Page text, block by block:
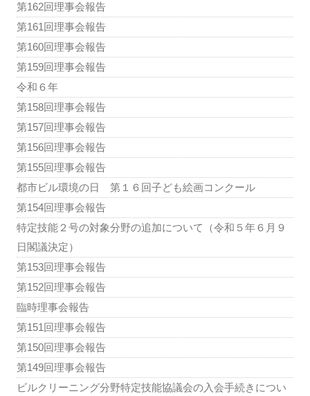
第162回理事会報告
第161回理事会報告
第160回理事会報告
第159回理事会報告
令和６年
第158回理事会報告
第157回理事会報告
第156回理事会報告
第155回理事会報告
都市ビル環境の日 第１６回子ども絵画コンクール
第154回理事会報告
特定技能２号の対象分野の追加について（令和５年６月９
日閣議決定）
第153回理事会報告
第152回理事会報告
臨時理事会報告
第151回理事会報告
第150回理事会報告
第149回理事会報告
ビルクリーニング分野特定技能協議会の入会手続きについ